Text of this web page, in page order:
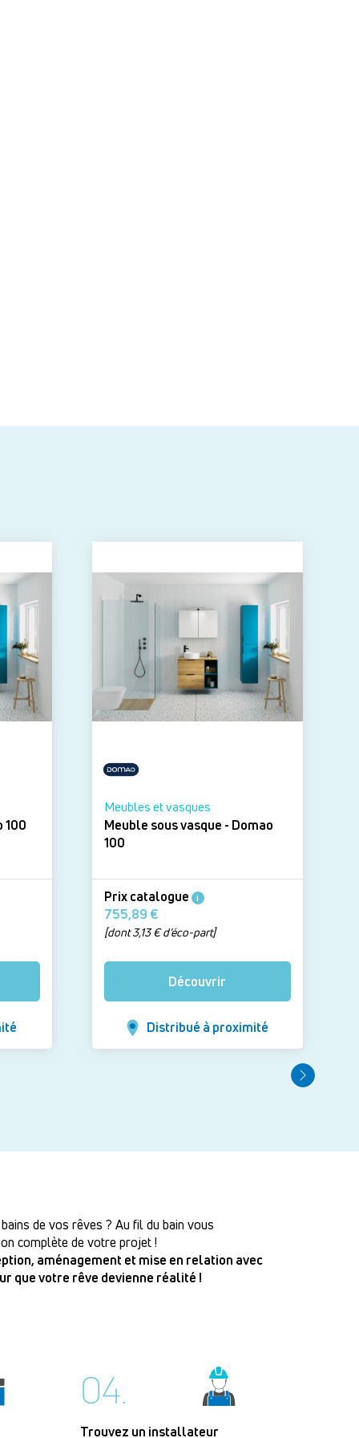
100
Meubles et vasques
Meuble sous vasque - Domao
100
Prix catalogue i
755,89 €
[dont 3,13 € d’éco-part]
Découvrir
Distribué à proximité
de vos rêves ? Au fil du bain vous
complète de votre projet !
aménagement et mise en relation avec
que votre rêve devienne réalité !
04.
Trouvez un installateur